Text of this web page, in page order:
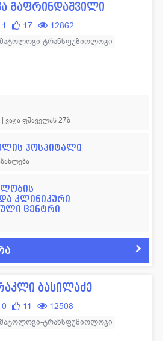
გაფრინდაშვილი
1 17 12862
ტრანსფუზიოლოგი
ფშაველას 27ბ
ჰოსპიტალი
კლინიკური
ცენტრი
ბასილაძე
0 11 12508
ტრანსფუზიოლოგი